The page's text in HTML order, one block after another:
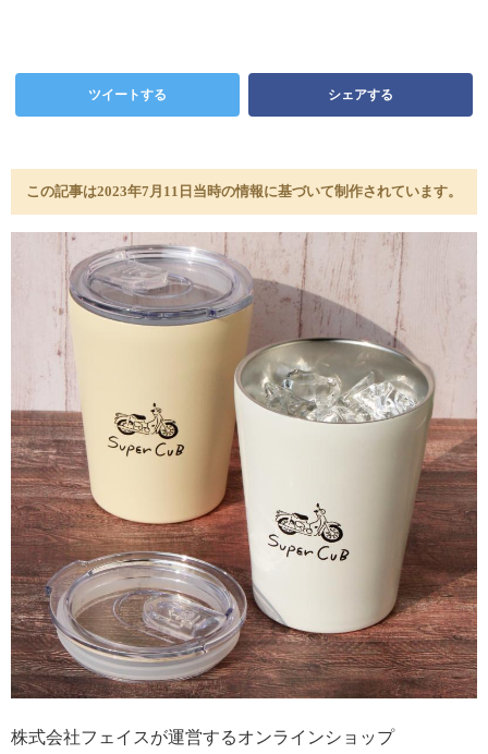
ツイートする シェアする
この記事は2023年7月11日当時の情報に基づいて制作されています。
株式会社フェイスが運営するオンラインショップ